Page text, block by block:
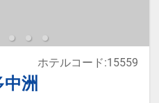
洲
ホテルコード:15559